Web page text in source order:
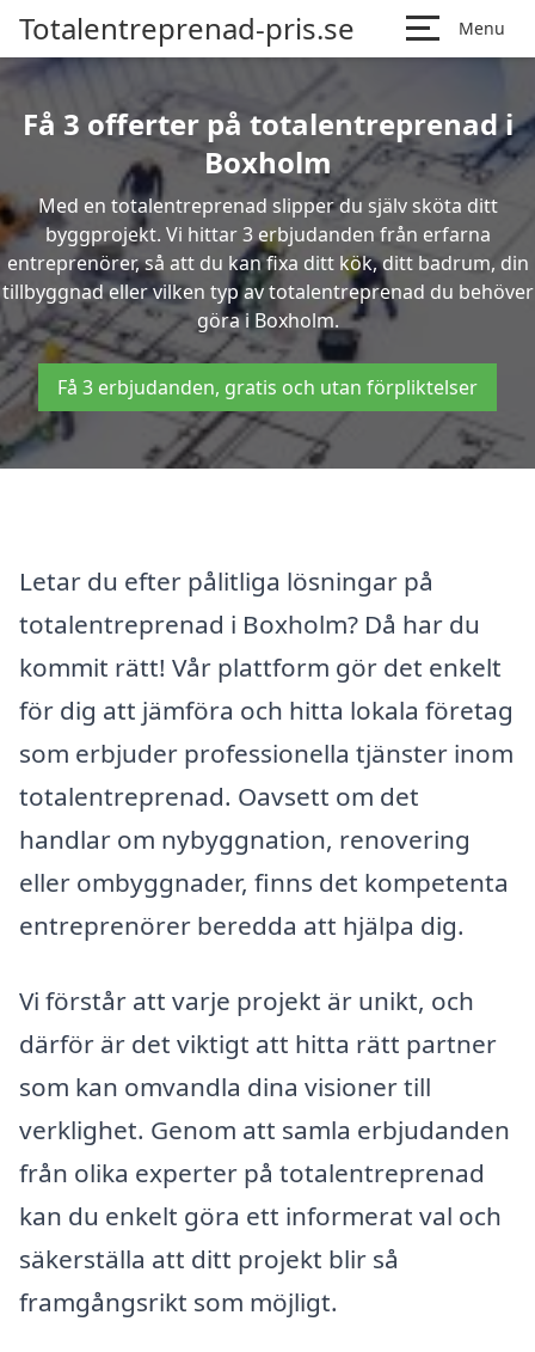
Totalentreprenad-pris.se Menu
Få 3 offerter på totalentreprenad i
Boxholm
Med en totalentreprenad slipper du själv sköta ditt
byggprojekt. Vi hittar 3 erbjudanden från erfarna
entreprenörer, så att du kan fixa ditt kök, ditt badrum, din
tillbyggnad eller vilken typ av totalentreprenad du behöver
göra i Boxholm.
Få 3 erbjudanden, gratis och utan förpliktelser
Letar du efter pålitliga lösningar på
totalentreprenad i Boxholm? Då har du
kommit rätt! Vår plattform gör det enkelt
för dig att jämföra och hitta lokala företag
som erbjuder professionella tjänster inom
totalentreprenad. Oavsett om det
handlar om nybyggnation, renovering
eller ombyggnader, finns det kompetenta
entreprenörer beredda att hjälpa dig.
Vi förstår att varje projekt är unikt, och
därför är det viktigt att hitta rätt partner
som kan omvandla dina visioner till
verklighet. Genom att samla erbjudanden
från olika experter på totalentreprenad
kan du enkelt göra ett informerat val och
säkerställa att ditt projekt blir så
framgångsrikt som möjligt.